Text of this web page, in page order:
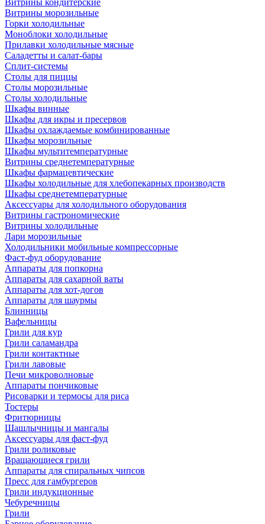
Витрины кондитерские
Витрины морозильные
Горки холодильные
Моноблоки холодильные
Прилавки холодильные мясные
Саладетты и салат-бары
Сплит-системы
Столы для пиццы
Столы морозильные
Столы холодильные
Шкафы винные
Шкафы для икры и пресервов
Шкафы охлаждаемые комбинированные
Шкафы морозильные
Шкафы мультитемпературные
Витрины среднетемпературные
Шкафы фармацевтические
Шкафы холодильные для хлебопекарных производств
Шкафы среднетемпературные
Аксессуары для холодильного оборудования
Витрины гастрономические
Витрины холодильные
Лари морозильные
Холодильники мобильные компрессорные
Фаст-фуд оборудование
Аппараты для попкорна
Аппараты для сахарной ваты
Аппараты для хот-догов
Аппараты для шаурмы
Блинницы
Вафельницы
Грили для кур
Грили саламандра
Грили контактные
Грили лавовые
Печи микроволновые
Аппараты пончиковые
Рисоварки и термосы для риса
Тостеры
Фритюрницы
Шашлычницы и мангалы
Аксессуары для фаст-фуд
Грили роликовые
Вращающиеся грили
Аппараты для спиральных чипсов
Пресс для гамбургеров
Грили индукционные
Чебуречницы
Грили